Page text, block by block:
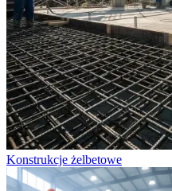
Konstrukcje żelbetowe